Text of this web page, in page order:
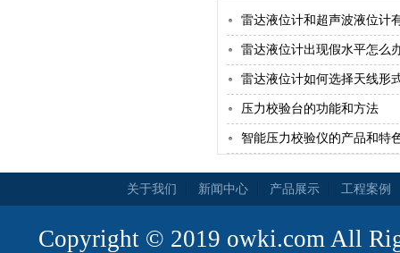
雷达液位计和超声波液位计
雷达液位计出现假水平怎么
雷达液位计如何选择天线形
压力校验台的功能和方法
智能压力校验仪的产品和特
关于我们 新闻中心 产品展示 工程案例
Copyright © 2019 owki.com All